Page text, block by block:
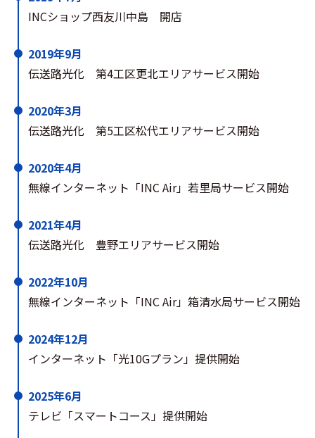
INCショップ西友川中島 開店
2019年9月
伝送路光化 第4工区更北エリアサービス開始
2020年3月
伝送路光化 第5工区松代エリアサービス開始
2020年4月
無線インターネット「INC Air」若里局サービス開始
2021年4月
伝送路光化 豊野エリアサービス開始
2022年10月
無線インターネット「INC Air」箱清水局サービス開始
2024年12月
インターネット「光10Gプラン」提供開始
2025年6月
テレビ「スマートコース」提供開始